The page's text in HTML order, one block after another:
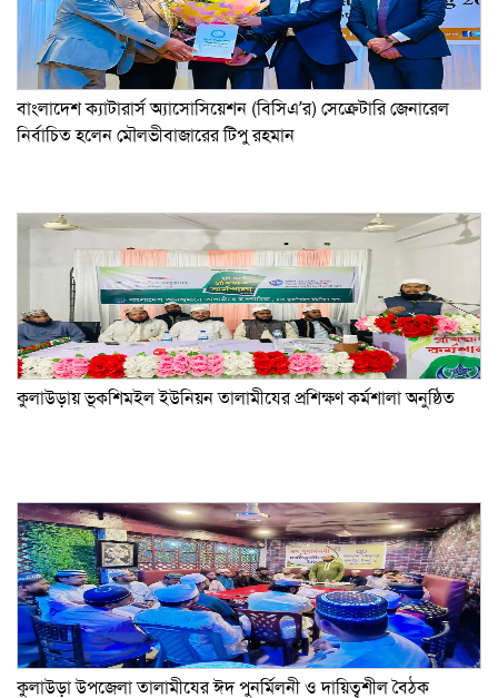
বাংলাদেশ ক্যাটারার্স অ্যাসোসিয়েশন (বিসিএ’র) সেক্রেটারি জেনারেল
নির্বাচিত হলেন মৌলভীবাজারের টিপু রহমান
কুলাউড়ায় ভূকশিমইল ইউনিয়ন তালামীযের প্রশিক্ষণ কর্মশালা অনুষ্ঠিত
কুলাউড়া উপজেলা তালামীযের ঈদ পুনর্মিলনী ও দায়িত্বশীল বৈঠক